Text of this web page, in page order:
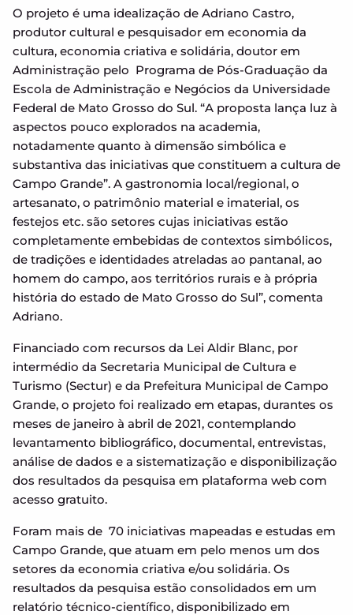
O projeto é uma idealização de Adriano Castro,
produtor cultural e pesquisador em economia da
cultura, economia criativa e solidária, doutor em
Administração pelo Programa de Pós-Graduação da
Escola de Administração e Negócios da Universidade
Federal de Mato Grosso do Sul. “A proposta lança luz à
aspectos pouco explorados na academia,
notadamente quanto à dimensão simbólica e
substantiva das iniciativas que constituem a cultura de
Campo Grande”. A gastronomia local/regional, o
artesanato, o patrimônio material e imaterial, os
festejos etc. são setores cujas iniciativas estão
completamente embebidas de contextos simbólicos,
de tradições e identidades atreladas ao pantanal, ao
homem do campo, aos territórios rurais e à própria
história do estado de Mato Grosso do Sul”, comenta
Adriano.
Financiado com recursos da Lei Aldir Blanc, por
intermédio da Secretaria Municipal de Cultura e
Turismo (Sectur) e da Prefeitura Municipal de Campo
Grande, o projeto foi realizado em etapas, durantes os
meses de janeiro à abril de 2021, contemplando
levantamento bibliográfico, documental, entrevistas,
análise de dados e a sistematização e disponibilização
dos resultados da pesquisa em plataforma web com
acesso gratuito.
Foram mais de 70 iniciativas mapeadas e estudas em
Campo Grande, que atuam em pelo menos um dos
setores da economia criativa e/ou solidária. Os
resultados da pesquisa estão consolidados em um
relatório técnico-científico, disponibilizado em